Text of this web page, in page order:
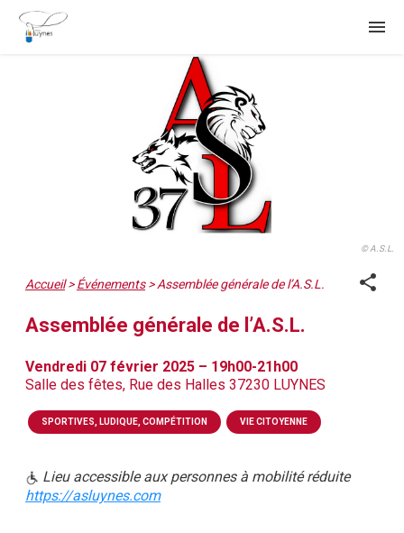
menu
© A.S.L.
Accueil>Événements>Assemblée générale de l’A.S.L. share
Assemblée générale de l’A.S.L.
Vendredi 07 février 2025 – 19h00-21h00
Salle des fêtes, Rue des Halles 37230 LUYNES
SPORTIVES, LUDIQUE, COMPÉTITION VIE CITOYENNE
Lieu accessible aux personnes à mobilité réduite
https://asluynes.com